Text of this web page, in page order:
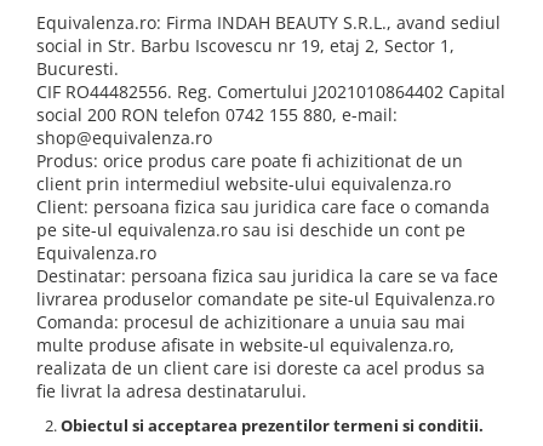
Equivalenza.ro: Firma INDAH BEAUTY S.R.L., avand sediul
social in Str. Barbu Iscovescu nr 19, etaj 2, Sector 1,
Bucuresti.
CIF RO44482556. Reg. Comertului J2021010864402 Capital
social 200 RON telefon 0742 155 880, e-mail:
shop@equivalenza.ro
Produs: orice produs care poate fi achizitionat de un
client prin intermediul website-ului equivalenza.ro
Client: persoana fizica sau juridica care face o comanda
pe site-ul equivalenza.ro sau isi deschide un cont pe
Equivalenza.ro
Destinatar: persoana fizica sau juridica la care se va face
livrarea produselor comandate pe site-ul Equivalenza.ro
Comanda: procesul de achizitionare a unuia sau mai
multe produse afisate in website-ul equivalenza.ro,
realizata de un client care isi doreste ca acel produs sa
fie livrat la adresa destinatarului.
Obiectul si acceptarea prezentilor termeni si conditii.